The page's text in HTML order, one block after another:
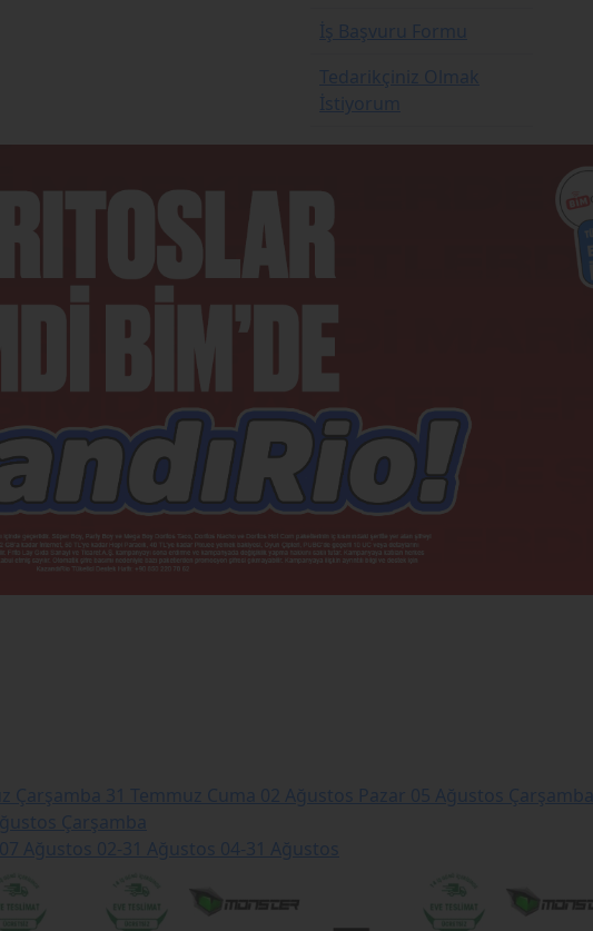
İş Başvuru Formu
Tedarikçiniz Olmak
İstiyorum
Çarşamba 31 Temmuz Cuma 02 Ağustos Pazar 05 Ağustos Çarşamba
Çarşamba
Ağustos 02-31 Ağustos 04-31 Ağustos